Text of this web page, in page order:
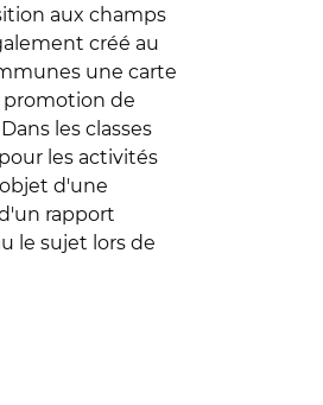
aux champs
créé au
une carte
promotion de
les classes
les activités
d'une
rapport
le sujet lors de